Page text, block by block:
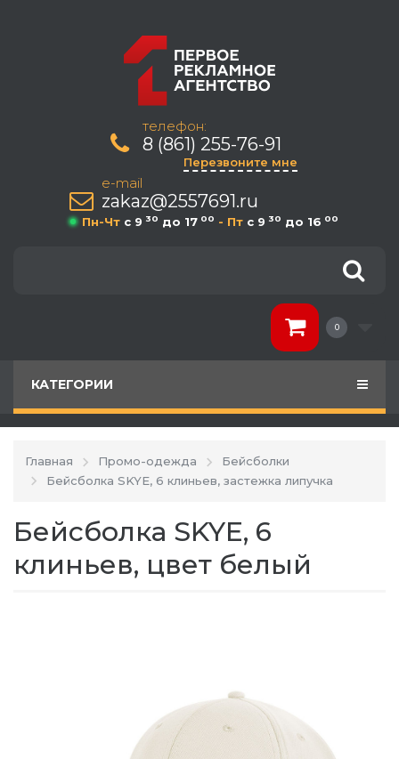
телефон:
8 (861) 255-76-91
Перезвоните мне
e-mail
zakaz@2557691.ru
Пн-Чт c 9 30 до 17 00 - Пт c 9 30 до 16 00
0
КАТЕГОРИИ
Главная Промо-одежда
Бейсболки
Бейсболка SKYE, 6 клиньев, застежка липучка
Бейсболка SKYE, 6
клиньев, цвет белый